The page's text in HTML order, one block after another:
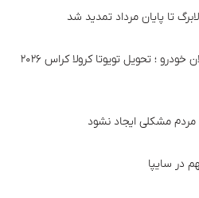
تا پایان مرداد تمدید شد
تعیین تکلیف تعهدات معوق نیلان خودرو ؛ تحویل تویوتا کرولا کراس ۲۰۲۶
مشکلی ایجاد نشود
در سایپا